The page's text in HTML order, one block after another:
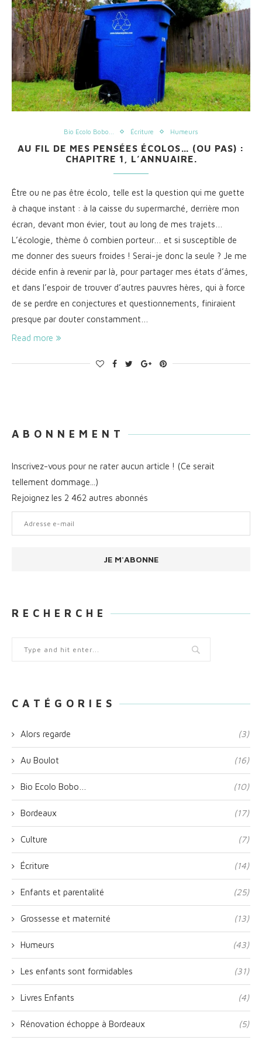
Bio Ecolo Bobo... Écriture Humeurs
AU FIL DE MES PENSÉES ÉCOLOS… (OU PAS) :
CHAPITRE 1, L’ANNUAIRE.
Être ou ne pas être écolo, telle est la question qui me guette
à chaque instant : à la caisse du supermarché, derrière mon
écran, devant mon évier, tout au long de mes trajets…
L’écologie, thème ô combien porteur… et si susceptible de
me donner des sueurs froides ! Serai-je donc la seule ? Je me
décide enfin à revenir par là, pour partager mes états d’âmes,
et dans l’espoir de trouver d’autres pauvres hères, qui à force
de se perdre en conjectures et questionnements, finiraient
presque par douter constamment…
Read more
A B O N N E M E N T
Inscrivez-vous pour ne rater aucun article ! (Ce serait
tellement dommage...)
Rejoignez les 2 462 autres abonnés
e-
JE M'ABONNE
R E C H E R C H E
C A T É G O R I E S
Alors regarde (3)
Au Boulot (16)
Bio Ecolo Bobo… (10)
Bordeaux (17)
Culture (7)
Écriture (14)
Enfants et parentalité (25)
Grossesse et maternité (13)
Humeurs (43)
Les enfants sont formidables (31)
Livres Enfants (4)
Rénovation échoppe à Bordeaux (5)